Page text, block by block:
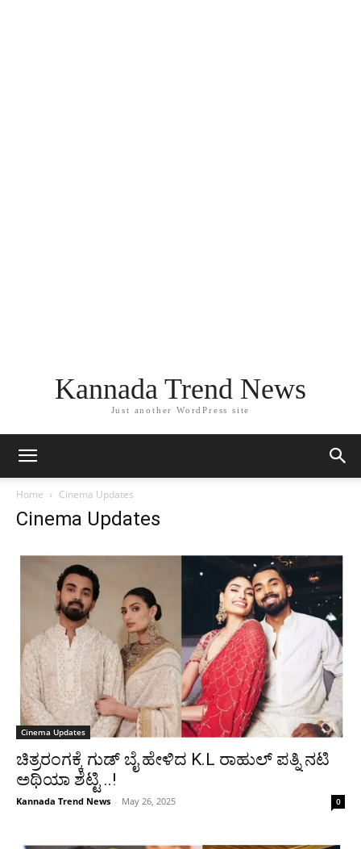
Kannada Trend News
Just another WordPress site
Home Cinema Updates
Cinema Updates
Cinema Updates
ಚಿತ್ರರಂಗಕ್ಕೆ ಗುಡ್ ಬೈ ಹೇಳಿದ K.L ರಾಹುಲ್ ಪತ್ನಿ ನಟಿ
ಅಥಿಯಾ ಶೆಟ್ಟಿ ..!
Kannada Trend News - May 26, 2025 0